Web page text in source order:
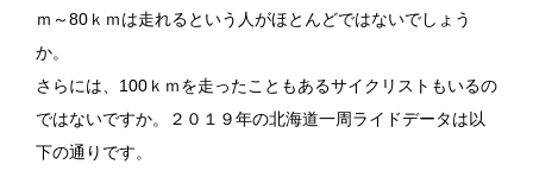
ｍ～80ｋｍは走れるという人がほとんどではないでしょう
か。
さらには、100ｋｍを走ったこともあるサイクリストもいるの
ではないですか。２０１９年の北海道一周ライドデータは以
下の通りです。